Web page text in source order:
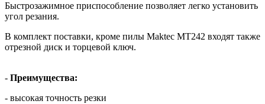
Быстрозажимное приспособление позволяет легко установить
угол резания.
В комплект поставки, кроме пилы Maktec MT242 входят также
отрезной диск и торцевой ключ.
- Преимущества:
- высокая точность резки